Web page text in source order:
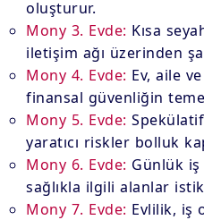
oluşturur.
Mony 3. Evde: Kısa
iletişim ağı üzerinden
Mony 4. Evde: Ev, aile
finansal güvenliğin
Mony 5. Evde:
yaratıcı riskler bolluk
Mony 6. Evde: Günlük
sağlıkla ilgili alanlar
Mony 7. Evde: Evlilik, iş